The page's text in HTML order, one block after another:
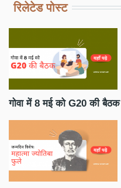
रिलेटेड पोस्ट
गोवा में 8 मई को G20 की बैठक